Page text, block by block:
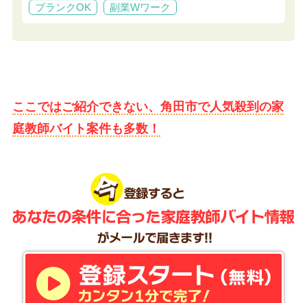
ブランクOK
副業Wワーク
ここではご紹介できない、角田市で人気殺到の家
庭教師バイト案件も多数！